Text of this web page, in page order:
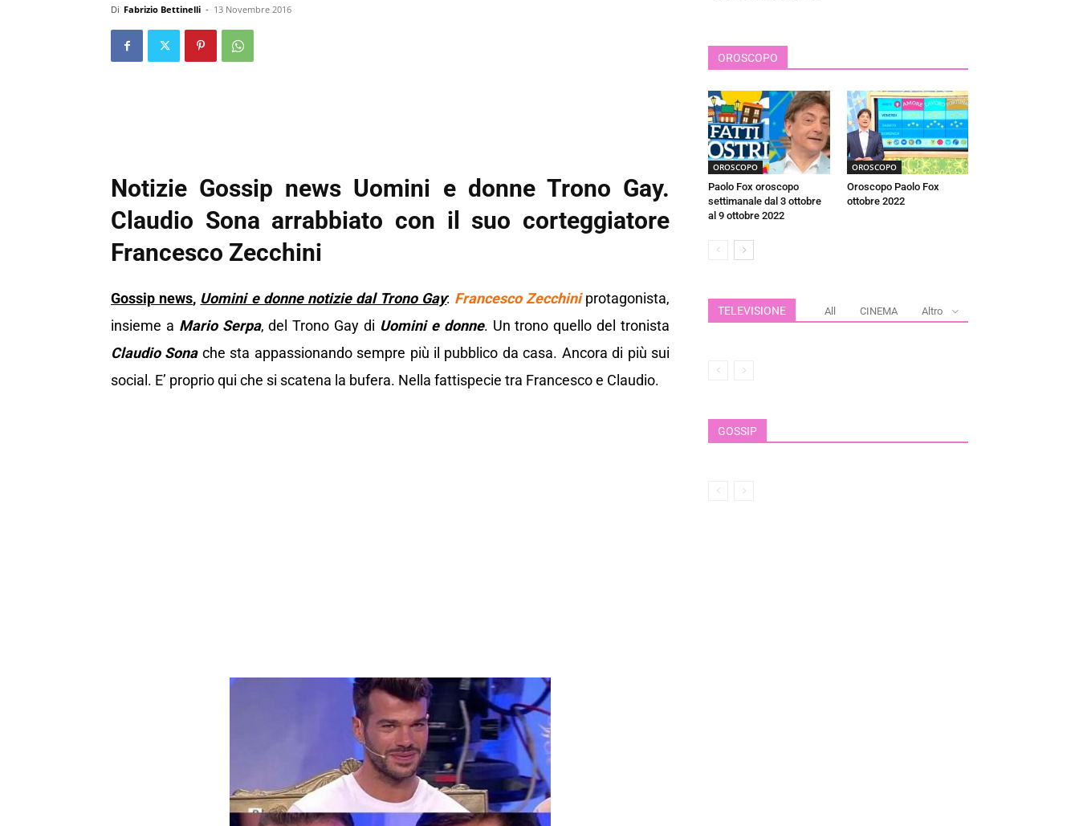
Di Fabrizio Bettinelli - 13 Novembre 2016
Notizie Gossip news Uomini e donne Trono Gay.
Claudio Sona arrabbiato con il suo corteggiatore
Francesco Zecchini
Gossip news, Uomini e donne notizie dal Trono Gay: Francesco Zecchiniprotagonista,
insieme a Mario Serpa, del Trono Gay di Uomini e donne. Un trono quello del tronista
Claudio Sonache sta appassionando sempre più il pubblico da casa. Ancora di più sui
social. E’ proprio qui che si scatena la bufera. Nella fattispecie tra Francesco e Claudio.
OROSCOPO
OROSCOPO
Paolo Fox oroscopo
settimanale dal 3 ottobre
al 9 ottobre 2022
OROSCOPO
Oroscopo Paolo Fox
ottobre 2022
TELEVISIONE All CINEMA Altro
GOSSIP